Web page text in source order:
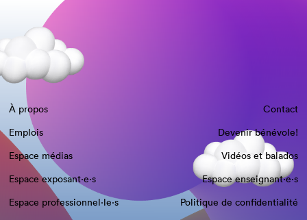
À propos
Contact
Emplois
Devenir bénévole!
Espace médias
Vidéos et balados
Espace exposant·e⋅s
Espace enseignant·e⋅s
Espace professionnel·le⋅s
Politique de confidentialité